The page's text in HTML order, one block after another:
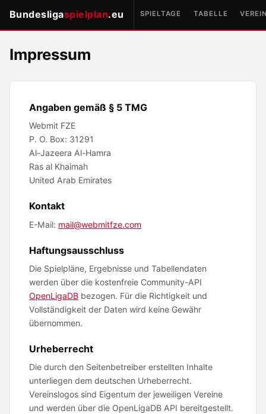
Bundesligaspielplan.eu SPIELTAGE TABELLE
Impressum
Angaben gemäß § 5 TMG
Webmit FZE
P. O. Box: 31291
Al-Jazeera Al-Hamra
Ras al Khaimah
United Arab Emirates
Kontakt
E-Mail: mail@webmitfze.com
Haftungsausschluss
Die Spielpläne, Ergebnisse und Tabellendaten
werden über die kostenfreie Community-API
OpenLigaDB bezogen. Für die Richtigkeit und
Vollständigkeit der Daten wird keine Gewähr
übernommen.
Urheberrecht
Die durch den Seitenbetreiber erstellten Inhalte
unterliegen dem deutschen Urheberrecht.
Vereinslogos sind Eigentum der jeweiligen Vereine
und werden über die OpenLigaDB API bereitgestellt.